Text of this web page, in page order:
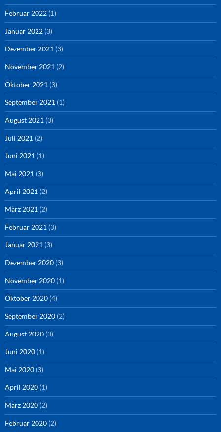
Februar 2022 (1)
Januar 2022 (3)
Dezember 2021 (3)
November 2021 (2)
Oktober 2021 (3)
September 2021 (1)
August 2021 (3)
Juli 2021 (2)
Juni 2021 (1)
Mai 2021 (3)
April 2021 (2)
März 2021 (2)
Februar 2021 (3)
Januar 2021 (3)
Dezember 2020 (3)
November 2020 (1)
Oktober 2020 (4)
September 2020 (2)
August 2020 (3)
Juni 2020 (1)
Mai 2020 (3)
April 2020 (1)
März 2020 (2)
Februar 2020 (2)